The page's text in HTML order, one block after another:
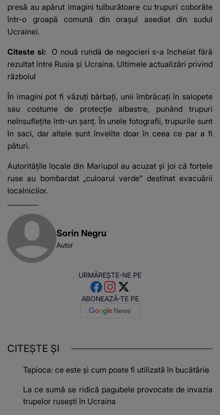
presă au apărut imagini tulburătoare cu trupuri coborâte
într-o groapă comună din orașul asediat din sudul
Ucrainei.
Citeste si: O nouă rundă de negocieri s-a încheiat fără
rezultat între Rusia și Ucraina. Ultimele actualizări privind
războiul
În imagini pot fi văzuți bărbați, unii îmbrăcați în salopete
sau costume de protecție albastre, punând trupuri
neînsuflețite într-un șanț. În unele fotografii, trupurile sunt
în saci, dar altele sunt învelite doar în ceea ce par a fi
pături.
Autoritățile locale din Mariupol au acuzat și joi că forțele
ruse au bombardat „culoarul verde” destinat evacuării
localnicilor.
Sorin Negru
Autor
URMĂREȘTE-NE PE
ABONEAZĂ-TE PE
CITEȘTE ȘI
Tapioca: ce este și cum poate fi utilizată în bucătărie
La ce sumă se ridică pagubele provocate de invazia
trupelor rusești în Ucraina